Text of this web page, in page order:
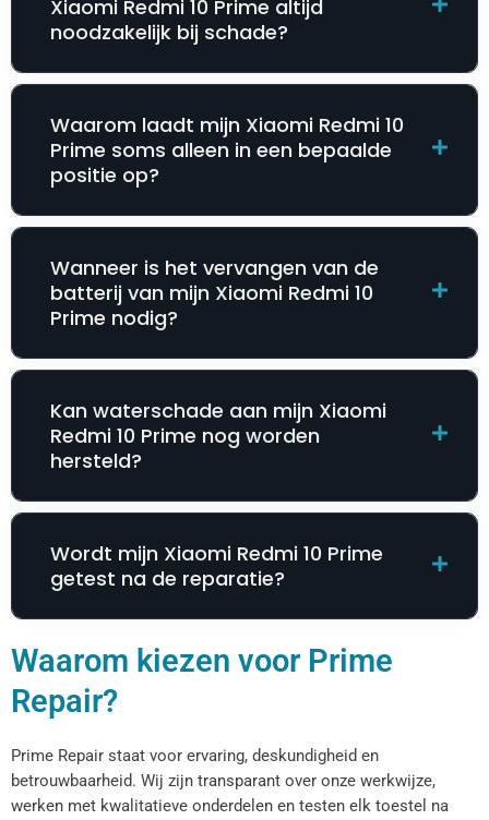
Xiaomi Redmi 10 Prime altijd
noodzakelijk bij schade?
Waarom laadt mijn Xiaomi Redmi 10
Prime soms alleen in een bepaalde
positie op?
Wanneer is het vervangen van de
batterij van mijn Xiaomi Redmi 10
Prime nodig?
Kan waterschade aan mijn Xiaomi
Redmi 10 Prime nog worden
hersteld?
Wordt mijn Xiaomi Redmi 10 Prime
getest na de reparatie?
Waarom kiezen voor Prime
Repair?
Prime Repair staat voor ervaring, deskundigheid en
betrouwbaarheid. Wij zijn transparant over onze werkwijze,
werken met kwalitatieve onderdelen en testen elk toestel na